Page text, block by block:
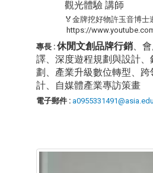
觀光體驗 講師
🏅️金牌挖好物許玉音博士
https://
專長 : 休閒文創品牌行銷 、
譯、深度遊程規劃與設計、
劃、產業升級數位轉型、跨
計、自媒體產業專訪策畫
電子郵件 :